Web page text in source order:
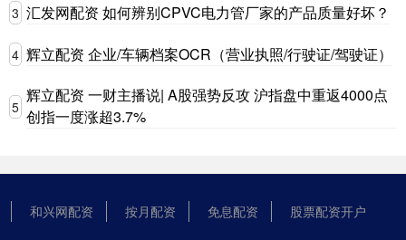
3 汇发网配资 如何辨别CPVC电力管厂家的产品质量好坏？
4 辉立配资 企业/车辆档案OCR（营业执照/行驶证/驾驶证）
5
辉立配资 一财主播说| A股强势反攻 沪指盘中重返4000点
创指一度涨超3.7%
和兴网配资 按月配资 免息配资 股票配资开户